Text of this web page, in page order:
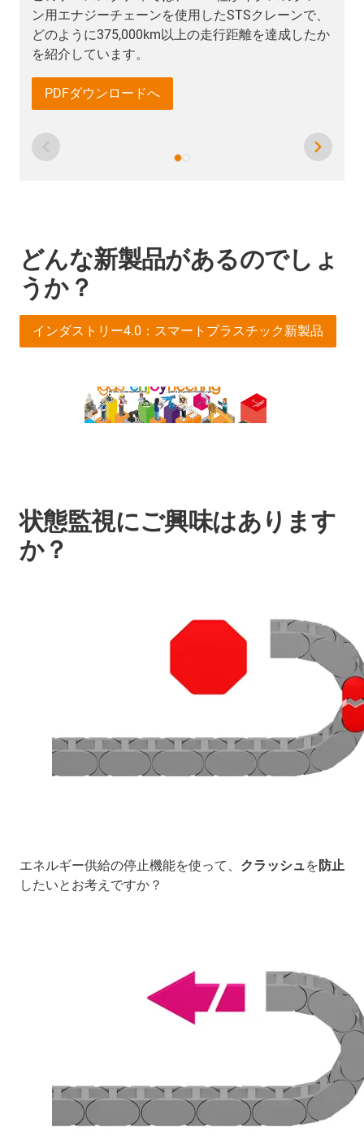
スマートプラスチックカタログをダウンロード
どんな新製品があるのでしょ
うか？
インダストリー4.0：スマートプラスチック新製品
状態監視にご興味はあります
か？
エネルギー供給の停止機能を使って、 クラッシュを防止
したいとお考えですか？